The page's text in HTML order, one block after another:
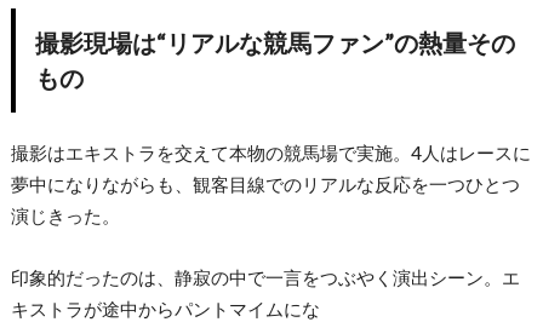
撮影現場は“リアルな競馬ファン”の熱量その
もの
撮影はエキストラを交えて本物の競馬場で実施。4人はレースに
夢中になりながらも、観客目線でのリアルな反応を一つひとつ
演じきった。
印象的だったのは、静寂の中で一言をつぶやく演出シーン。エ
キストラが途中からパントマイムにな